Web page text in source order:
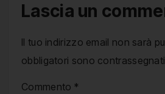
Lascia un
Il tuo indirizzo email non sarà
obbligatori sono contrassegnati
Commento *